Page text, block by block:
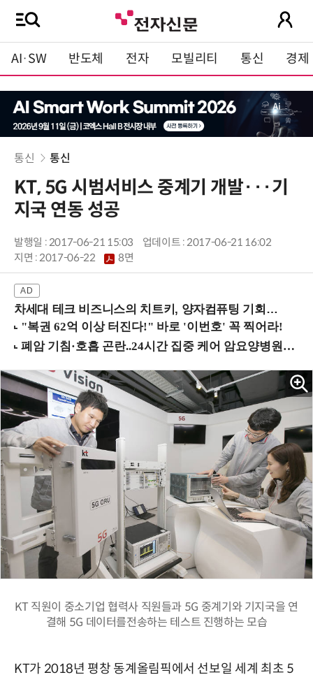
AI·SW 반도체 전자 모빌리티 통신 경제
통신 통신
KT, 5G 시범서비스 중계기 개발···기
지국 연동 성공
발행일 : 2017-06-21 15:03
업데이트 : 2017-06-21 16:02
지면 :2017-06-22 8면
차세대 테크 비즈니스의 치트키, 양자컴퓨팅 기회를 선점하라! (8/28 강남역)
KT 직원이 중소기업 협력사 직원들과 5G 중계기와 기지국을 연
결해 5G 데이터를전송하는 테스트 진행하는 모습
KT가 2018년 평창 동계올림픽에서 선보일 세계 최초 5